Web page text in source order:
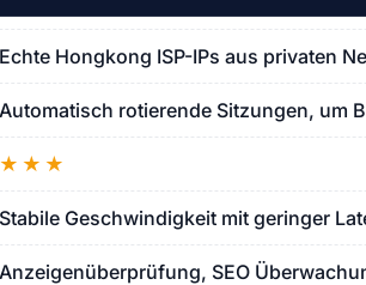
Echte Hongkong ISP-IPs aus privaten
Automatisch rotierende Sitzungen, um
★★★
Stabile Geschwindigkeit mit geringer
Anzeigenüberprüfung, SEO